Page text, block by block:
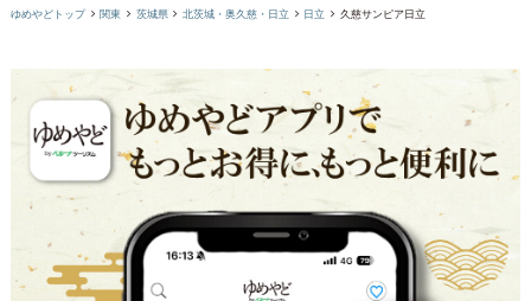
ゆめやどトップ 関東 茨城県 北茨城・奥久慈・日立 日立 久慈サンピア日立